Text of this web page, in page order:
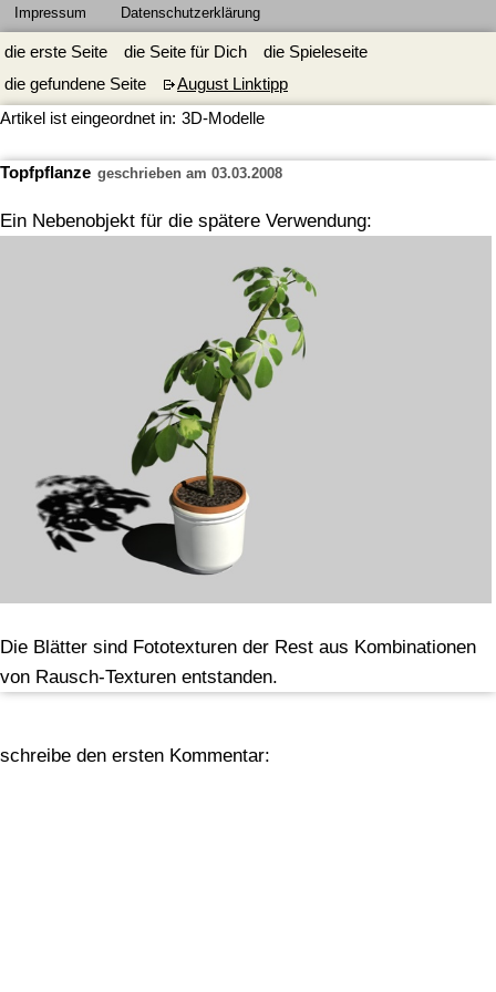
Impressum Datenschutzerklärung
die erste Seite die Seite für Dich
die Spieleseite
die gefundene Seite
August Linktipp
Artikel ist eingeordnet in: 3D-Modelle
Topfpflanze geschrieben am 03.03.2008
Ein Nebenobjekt für die spätere Verwendung:
Die Blätter sind Fototexturen der Rest aus Kombinationen
von Rausch-Texturen entstanden.
schreibe den ersten Kommentar: